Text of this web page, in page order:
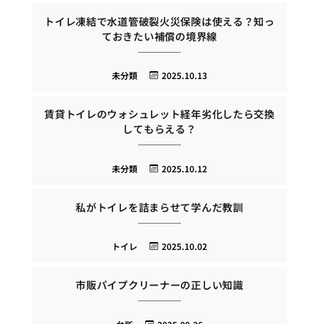
トイレ凍結で水道管破裂火災保険は使える？知っ
ておきたい補償の境界線
2025.10.13
未分類
賃貸トイレのウォシュレット経年劣化したら交換
してもらえる？
2025.10.12
未分類
私がトイレを詰まらせて学んだ教訓
2025.10.02
トイレ
市販パイプクリーナーの正しい知識